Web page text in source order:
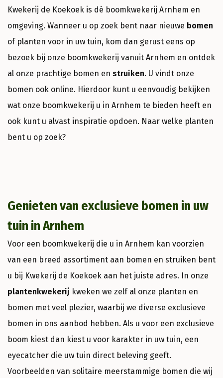
Kwekerij de Koekoek is dé boomkwekerij Arnhem en
omgeving. Wanneer u op zoek bent naar nieuwe bomen
of planten voor in uw tuin, kom dan gerust eens op
bezoek bij onze boomkwekerij vanuit Arnhem en ontdek
al onze prachtige bomen en struiken. U vindt onze
bomen ook online. Hierdoor kunt u eenvoudig bekijken
wat onze boomkwekerij u in Arnhem te bieden heeft en
ook kunt u alvast inspiratie opdoen. Naar welke planten
bent u op zoek?
Genieten van exclusieve bomen in uw
tuin in Arnhem
Voor een boomkwekerij die u in Arnhem kan voorzien
van een breed assortiment aan bomen en struiken bent
u bij Kwekerij de Koekoek aan het juiste adres. In onze
plantenkwekerij kweken we zelf al onze planten en
bomen met veel plezier, waarbij we diverse exclusieve
bomen in ons aanbod hebben. Als u voor een exclusieve
boom kiest dan kiest u voor karakter in uw tuin, een
eyecatcher die uw tuin direct beleving geeft.
Voorbeelden van solitaire meerstammige bomen die wij